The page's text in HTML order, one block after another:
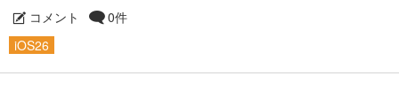
コメント
0件
iOS26